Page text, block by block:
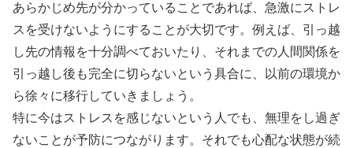
あらかじめ先が分かっていることであれば、急激にストレ
スを受けないようにすることが大切です。例えば、引っ越
し先の情報を十分調べておいたり、それまでの人間関係を
引っ越し後も完全に切らないという具合に、以前の環境か
ら徐々に移行していきましょう。
特に今はストレスを感じないという人でも、無理をし過ぎ
ないことが予防につながります。それでも心配な状態が続